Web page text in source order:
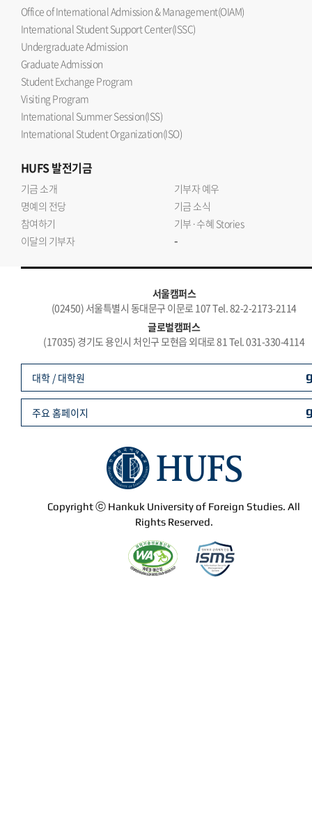
Office of International Admission & Management(OIAM)
International Student Support Center(ISSC)
Undergraduate Admission
Graduate Admission
Student Exchange Program
Visiting Program
International Summer Session(ISS)
International Student Organization(ISO)
HUFS발전기금
기금 소개
기부자 예우
명예의 전당
기금 소식
참여하기
기부·수혜 Stories
이달의 기부자
-
서울캠퍼스
(02450) 서울특별시 동대문구 이문로 107 Tel. 82-2-2173-2114
글로벌캠퍼스
(17035) 경기도 용인시 처인구 모현읍 외대로 81 Tel. 031-330-4114
Copyright ⓒ Hankuk University of Foreign Studies. All
Rights Reserved.
대학 / 대학원
주요 홈페이지